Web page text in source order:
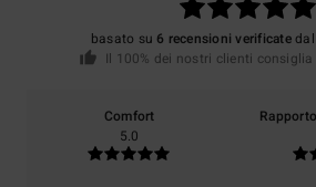
basato su 6 recensioni verificatedal
Il 100% dei nostri clienti
Comfort
5.0